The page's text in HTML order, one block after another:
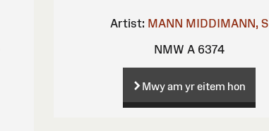
Artist: MANN MIDDIMANN, S
NMW A 6374
Mwy am yr eitem hon